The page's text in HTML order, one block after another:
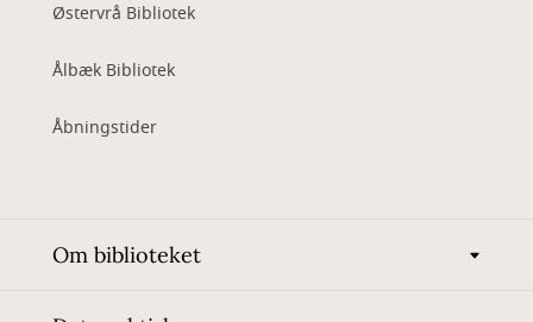
Østervrå Bibliotek
Ålbæk Bibliotek
Åbningstider
Om biblioteket